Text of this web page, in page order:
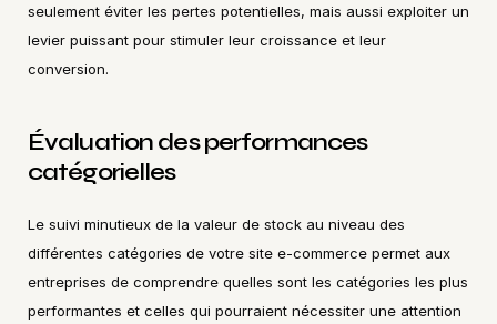
seulement éviter les pertes potentielles, mais aussi exploiter un
levier puissant pour stimuler leur croissance et leur
conversion.
Évaluation des performances
catégorielles
Le suivi minutieux de la valeur de stock au niveau des
différentes catégories de votre site e-commerce permet aux
entreprises de comprendre quelles sont les catégories les plus
performantes et celles qui pourraient nécessiter une attention